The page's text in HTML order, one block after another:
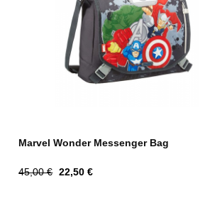
Marvel Wonder Messenger Bag
Tavahind
45,00 € Hind
22,50 €